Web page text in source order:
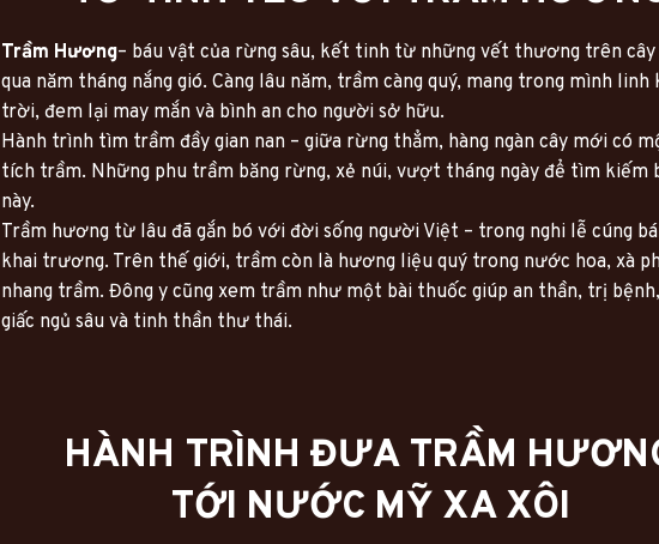
Trầm Hương– báu vật của rừng sâu, kết tinh từ những vết thương trên cây
qua năm tháng nắng gió. Càng lâu năm, trầm càng quý, mang trong mình linh
trời, đem lại may mắn và bình an cho người sở hữu.
Hành trình tìm trầm đầy gian nan – giữa rừng thẳm, hàng ngàn cây mới có
tích trầm. Những phu trầm băng rừng, xẻ núi, vượt tháng ngày để tìm kiếm
này.
Trầm hương từ lâu đã gắn bó với đời sống người Việt – trong nghi lễ cúng
khai trương. Trên thế giới, trầm còn là hương liệu quý trong nước hoa, xà
nhang trầm. Đông y cũng xem trầm như một bài thuốc giúp an thần, trị
giấc ngủ sâu và tinh thần thư thái.
HÀNH TRÌNH ĐƯA TRẦM
TỚI NƯỚC MỸ XA XÔI